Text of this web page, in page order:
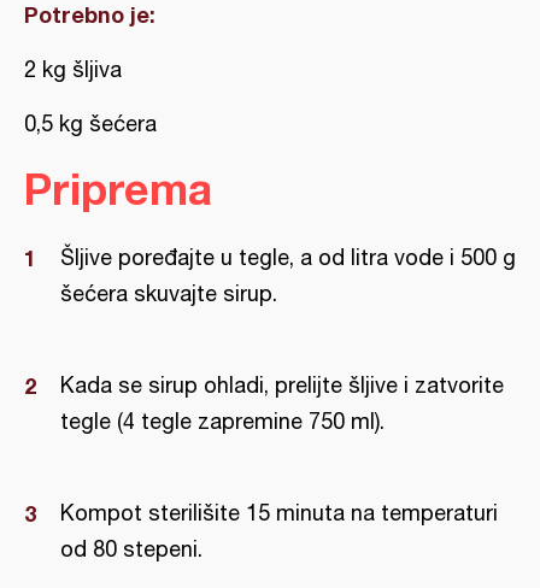
Potrebno je:
2 kg šljiva
0,5 kg šećera
Priprema
Šljive poređajte u tegle, a od litra vode i 500 g
šećera skuvajte sirup.
Kada se sirup ohladi, prelijte šljive i zatvorite
tegle (4 tegle zapremine 750 ml).
Kompot sterilišite 15 minuta na temperaturi
od 80 stepeni.